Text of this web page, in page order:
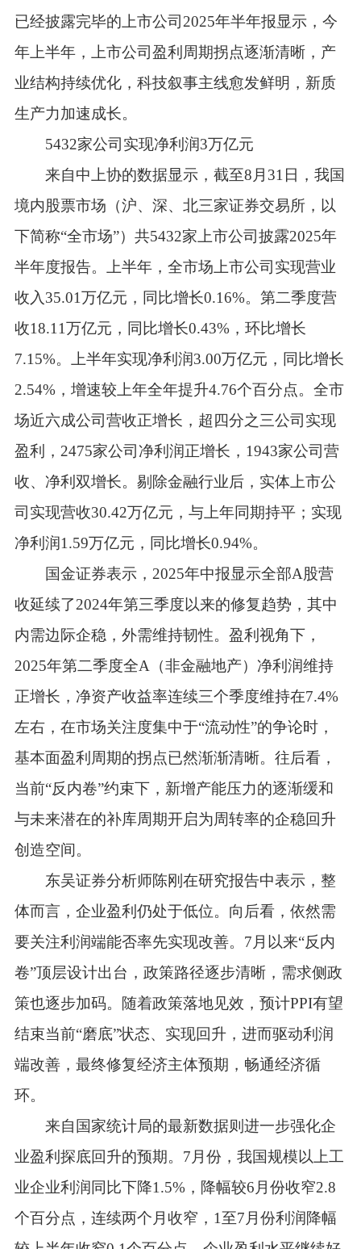
已经披露完毕的上市公司2025年半年报显示，今
年上半年，上市公司盈利周期拐点逐渐清晰，产
业结构持续优化，科技叙事主线愈发鲜明，新质
生产力加速成长。
5432家公司实现净利润3万亿元
来自中上协的数据显示，截至8月31日，我国
境内股票市场（沪、深、北三家证券交易所，以
下简称“全市场”）共5432家上市公司披露2025年
半年度报告。上半年，全市场上市公司实现营业
收入35.01万亿元，同比增长0.16%。第二季度营
收18.11万亿元，同比增长0.43%，环比增长
7.15%。上半年实现净利润3.00万亿元，同比增长
2.54%，增速较上年全年提升4.76个百分点。全市
场近六成公司营收正增长，超四分之三公司实现
盈利，2475家公司净利润正增长，1943家公司营
收、净利双增长。剔除金融行业后，实体上市公
司实现营收30.42万亿元，与上年同期持平；实现
净利润1.59万亿元，同比增长0.94%。
国金证券表示，2025年中报显示全部A股营
收延续了2024年第三季度以来的修复趋势，其中
内需边际企稳，外需维持韧性。盈利视角下，
2025年第二季度全A（非金融地产）净利润维持
正增长，净资产收益率连续三个季度维持在7.4%
左右，在市场关注度集中于“流动性”的争论时，
基本面盈利周期的拐点已然渐渐清晰。往后看，
当前“反内卷”约束下，新增产能压力的逐渐缓和
与未来潜在的补库周期开启为周转率的企稳回升
创造空间。
东吴证券分析师陈刚在研究报告中表示，整
体而言，企业盈利仍处于低位。向后看，依然需
要关注利润端能否率先实现改善。7月以来“反内
卷”顶层设计出台，政策路径逐步清晰，需求侧政
策也逐步加码。随着政策落地见效，预计PPI有望
结束当前“磨底”状态、实现回升，进而驱动利润
端改善，最终修复经济主体预期，畅通经济循
环。
来自国家统计局的最新数据则进一步强化企
业盈利探底回升的预期。7月份，我国规模以上工
业企业利润同比下降1.5%，降幅较6月份收窄2.8
个百分点，连续两个月收窄，1至7月份利润降幅